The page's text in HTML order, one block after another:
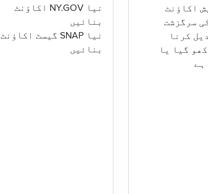
نیا NY.GOV اکاؤنٹ
بنائیں
نیا SNAP گیسٹ اکاؤنٹ
بنائیں
سرگزشت
گیا یا
ہے